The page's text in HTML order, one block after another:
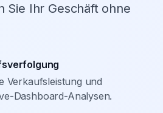
Sie Ihr Geschäft ohne
Verkaufsleistung und
Dashboard-Analysen.